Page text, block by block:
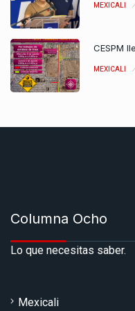
MEXICALI
CESPM
MEXICALI
Columna Ocho
Lo que necesitas saber.
Mexicali